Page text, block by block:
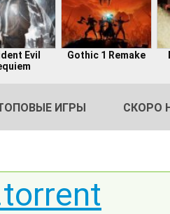
Evil
Gothic 1 Remake
ИГРЫ СКОРО